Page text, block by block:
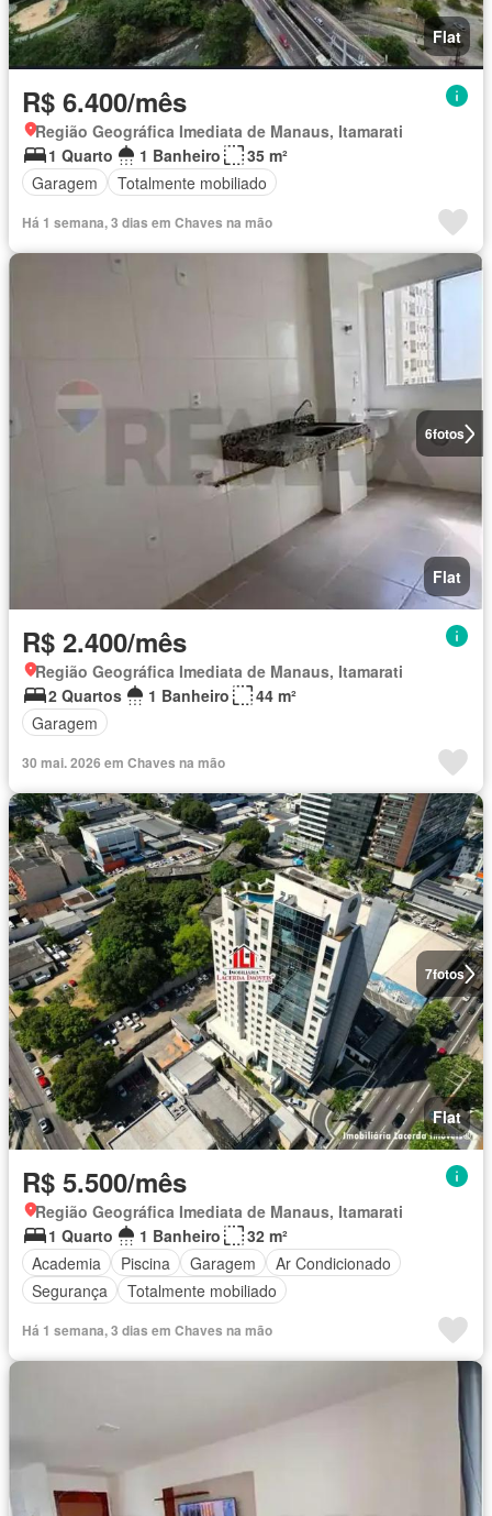
Flat
R$ 6.400/mês
Região Geográfica Imediata de Manaus, Itamarati
1 Quarto
1 Banheiro
35 m²
Garagem
Totalmente mobiliado
Há 1 semana, 3 dias em Chaves na mão
6fotos
Flat
R$ 2.400/mês
Região Geográfica Imediata de Manaus, Itamarati
2 Quartos
1 Banheiro
44 m²
Garagem
30 mai. 2026 em Chaves na mão
7fotos
Flat
R$ 5.500/mês
Região Geográfica Imediata de Manaus, Itamarati
1 Quarto
1 Banheiro
32 m²
Academia
Piscina Garagem
Ar Condicionado
Segurança
Totalmente mobiliado
Há 1 semana, 3 dias em Chaves na mão